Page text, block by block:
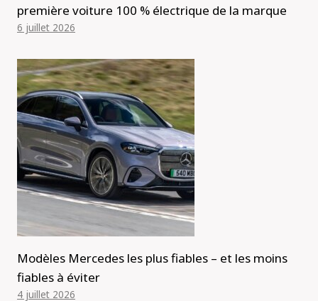
première voiture 100 % électrique de la marque
6 juillet 2026
Modèles Mercedes les plus fiables – et les moins
fiables à éviter
4 juillet 2026